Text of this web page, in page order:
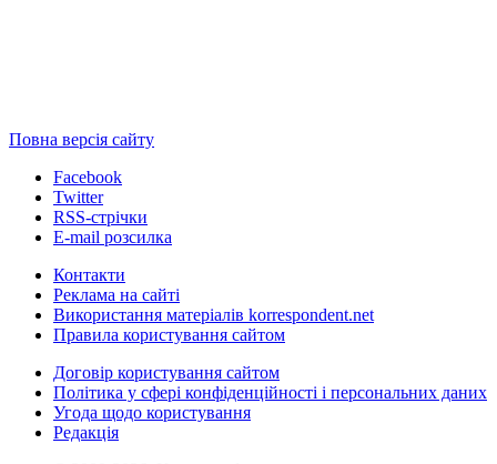
Повна версія сайту
Facebook
Twitter
RSS-стрічки
E-mail розсилка
Контакти
Реклама на сайті
Використання матеріалів korrespondent.net
Правила користування сайтом
Договір користування сайтом
Політика у сфері конфіденційності і персональних даних
Угода щодо користування
Редакція